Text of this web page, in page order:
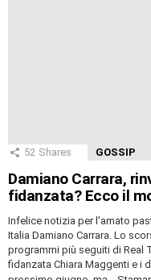
52 Shares GOSSIP
Damiano Carrara,
fidanzata? Ecco il
Infelice notizia per l’amato
Italia Damiano Carrara. Lo
programmi più seguiti di Real
fidanzata Chiara Maggenti e i